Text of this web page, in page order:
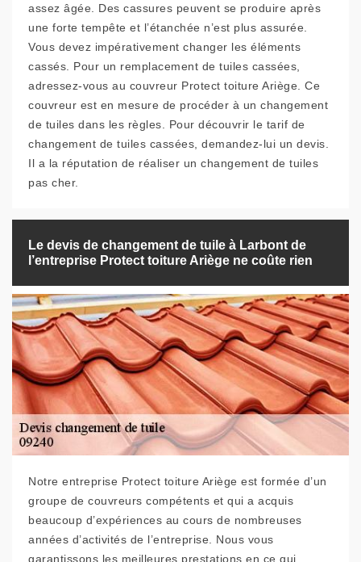
assez âgée. Des cassures peuvent se produire après
une forte tempête et l’étanchée n’est plus assurée.
Vous devez impérativement changer les éléments
cassés. Pour un remplacement de tuiles cassées,
adressez-vous au couvreur Protect toiture Ariège. Ce
couvreur est en mesure de procéder à un changement
de tuiles dans les règles. Pour découvrir le tarif de
changement de tuiles cassées, demandez-lui un devis.
Il a la réputation de réaliser un changement de tuiles
pas cher.
Le devis de changement de tuile à Larbont de
l’entreprise Protect toiture Ariège ne coûte rien
Notre entreprise Protect toiture Ariège est formée d’un
groupe de couvreurs compétents et qui a acquis
beaucoup d’expériences au cours de nombreuses
années d’activités de l’entreprise. Nous vous
garantissons les meilleures prestations en ce qui